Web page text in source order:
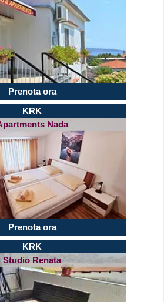
Prenota ora
KRK
Nada
Prenota ora
KRK
Studio Renata